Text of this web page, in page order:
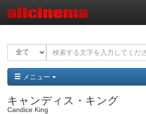
メニュー
キャンディス・キング
Candice King